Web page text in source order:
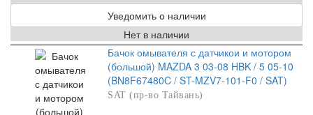
Уведомить о наличии
Нет в наличии
Бачок омывателя с датчикои и мотором
(большой) MAZDA 3 03-08 HBK / 5 05-10
(BN8F67480C / ST-MZV7-101-F0 / SAT)
SAT (пр-во Тайвань)